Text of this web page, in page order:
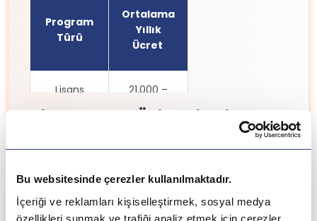
Bu websitesinde çerezler kullanılmaktadır.
İçeriği ve reklamları kişiselleştirmek, sosyal medya
özellikleri sunmak ve trafiği analiz etmek için çerezler
Program
Türü
Ortalama
Yıllık
Ücret
Lisans
21.000 –
25.000 CAD
Yüksek
Programları
20.000 –
CAD
Niagara Falls Üniversitesi –
merkezi konumda modern konaklama seçenekleri
sunar. Niagara şehri, turistik yapısı ve uygun yaşam
maliyetleriyle öğrenci dostudur.